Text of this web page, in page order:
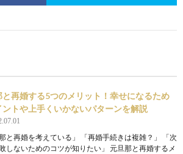
と再婚する5つのメリット！幸せになるため
ントや上手くいかないパターンを解説
那と再婚を考えている」 「再婚手続きは複雑？」 「次
しないためのコツが知りたい」 元旦那と再婚するメ